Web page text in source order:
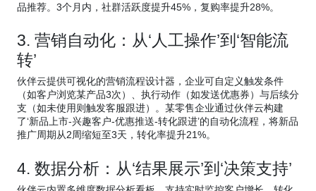
品推荐。3个月内，社群活跃度提升45%，复购率提升28%。
3. 营销自动化：从‘人工操作’到‘智能流
转’
伙伴云提供可视化的营销流程设计器，企业可自定义触发条件
（如客户浏览某产品3次）、执行动作（如发送优惠券）与后续分
支（如未使用则触发客服跟进）。某零售企业通过伙伴云构建
了‘新品上市-兴趣客户-优惠推送-转化跟进’的自动化流程，将新品
推广周期从2周缩短至3天，转化率提升21%。
4. 数据分析：从‘结果展示’到‘决策支持’